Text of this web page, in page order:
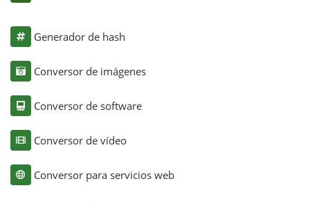
Generador de hash
Conversor de imágenes
Conversor de software
Conversor de vídeo
Conversor para servicios web